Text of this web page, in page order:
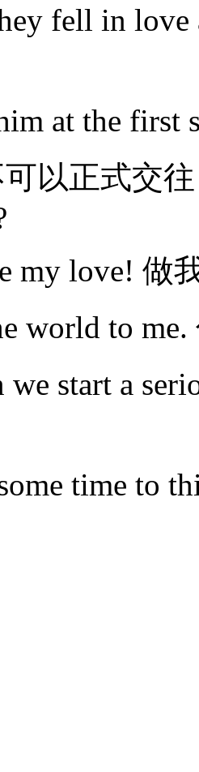
fell in
at the
以正式交往
my love! 做
world to
start a
time to